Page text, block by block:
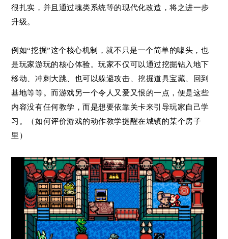
很扎实，并且通过魂类系统等的现代化改造，将之进一步
升级。
例如“挖掘”这个核心机制，就不只是一个简单的噱头，也
是玩家游玩的核心体验。玩家不仅可以通过挖掘钻入地下
移动、冲刺大跳、也可以躲避攻击、挖掘道具宝藏、回到
基地等等。而游戏另一个令人又爱又恨的一点，便是这些
内容没有任何教学，而是想要依靠关卡来引导玩家自己学
习。（如何评价游戏的动作教学提醒在城镇的某个房子
里）